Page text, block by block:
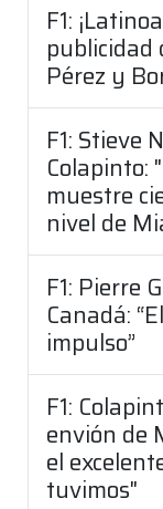
F1:
publicidad
Pérez y
F1: Stieve
Colapinto:
muestre
nivel de
F1: Pierre
Canadá:
impulso”
F1:
envión de
el
tuvimos"